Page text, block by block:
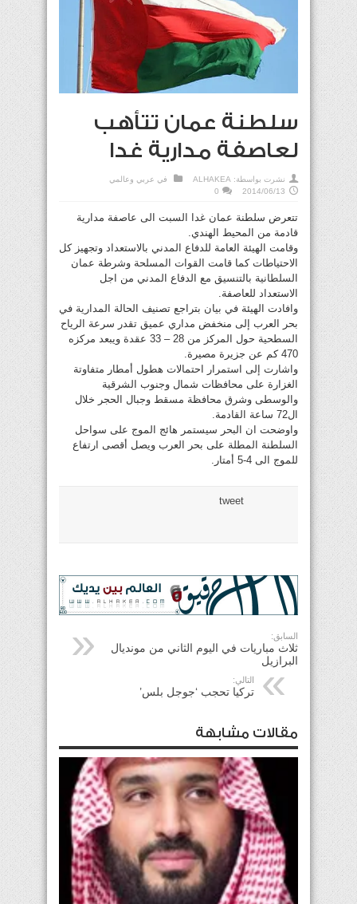
سلطنة عمان تتأهب
لعاصفة مدارية غدا
نشرت بواسطة: ALHAKEA في عربي وعالمي
2014/06/13
0
تتعرض سلطنة عمان غدا السبت الى عاصفة مدارية
قادمة من المحيط الهندي.
وقامت الهيئة العامة للدفاع المدني بالاستعداد وتجهيز كل
الاحتياطات كما قامت القوات المسلحة وشرطة عمان
السلطانية بالتنسيق مع الدفاع المدني من اجل
الاستعداد للعاصفة.
وافادت الهيئة في بيان بتراجع تصنيف الحالة المدارية في
بحر العرب إلى منخفض مداري عميق تقدر سرعة الرياح
السطحية حول المركز من 28 – 33 عقدة ويبعد مركزه
470 كم عن جزيرة مصيرة.
واشارت إلى استمرار احتمالات هطول أمطار متفاوتة
الغزارة على محافظات شمال وجنوب الشرقية
والوسطى وشرق محافظة مسقط وجبال الحجر خلال
ال72 ساعة القادمة.
واوضحت ان البحر سيستمر هائج الموج على سواحل
السلطنة المطلة على بحر العرب ويصل أقصى ارتفاع
للموج الى 4-5 أمتار.
tweet
السابق:
ثلاث مباريات في اليوم الثاني من مونديال
البرازيل
التالي:
تركيا تحجب ‘جوجل بلس’
مقالات مشابهة